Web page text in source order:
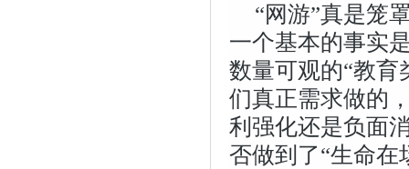
“网游”真是笼
一个基本的事实
数量可观的“教育
们真正需求做的
利强化还是负面
否做到了“生命在